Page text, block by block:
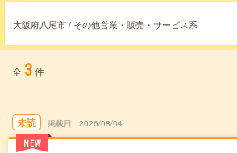
などのこだわ
けます。
大阪府八尾市 / その他営業・販売・サービス系
全 3件
未読
NEW
掲載日 2026/08/04